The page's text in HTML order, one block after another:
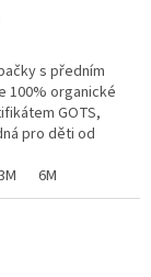
s předním
100% organické
GOTS,
pro děti od
6M